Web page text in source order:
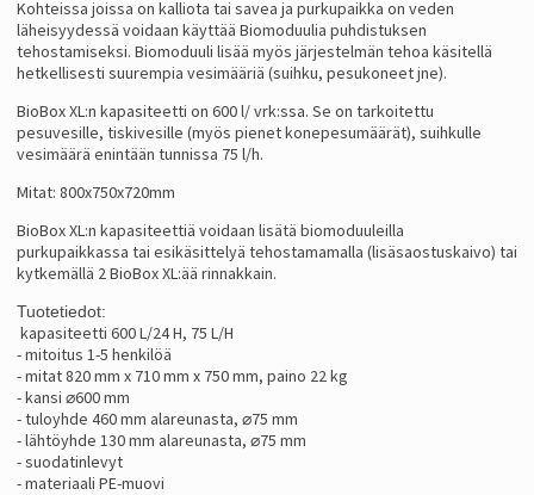
Kohteissa joissa on kalliota tai savea ja purkupaikka on veden
läheisyydessä voidaan käyttää Biomoduulia puhdistuksen
tehostamiseksi. Biomoduuli lisää myös järjestelmän tehoa käsitellä
hetkellisesti suurempia vesimääriä (suihku, pesukoneet jne).
BioBox XL:n kapasiteetti on 600 l/ vrk:ssa. Se on tarkoitettu
pesuvesille, tiskivesille (myös pienet konepesumäärät), suihkulle
vesimäärä enintään tunnissa 75 l/h.
Mitat: 800x750x720mm
BioBox XL:n kapasiteettiä voidaan lisätä biomoduuleilla
purkupaikkassa tai esikäsittelyä tehostamamalla (lisäsaostuskaivo) tai
kytkemällä 2 BioBox XL:ää rinnakkain.
Tuotetiedot:
kapasiteetti 600 L/24 H, 75 L/H
- mitoitus 1-5 henkilöä
- mitat 820 mm x 710 mm x 750 mm, paino 22 kg
- kansi ⌀600 mm
- tuloyhde 460 mm alareunasta, ⌀75 mm
- lähtöyhde 130 mm alareunasta, ⌀75 mm
- suodatinlevyt
- materiaali PE-muovi